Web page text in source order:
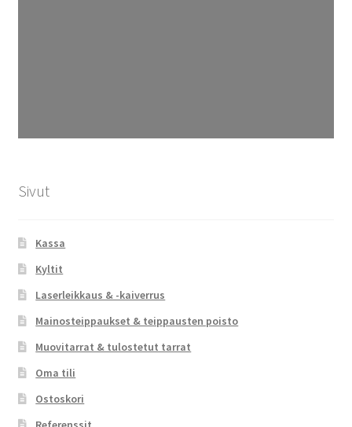
Sivut
Kassa
Kyltit
Laserleikkaus & -kaiverrus
Mainosteippaukset & teippausten poisto
Muovitarrat & tulostetut tarrat
Oma tili
Ostoskori